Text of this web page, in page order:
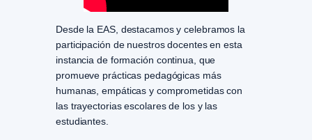
Desde la EAS, destacamos y celebramos la
participación de nuestros docentes en esta
instancia de formación continua, que
promueve prácticas pedagógicas más
humanas, empáticas y comprometidas con
las trayectorias escolares de los y las
estudiantes.